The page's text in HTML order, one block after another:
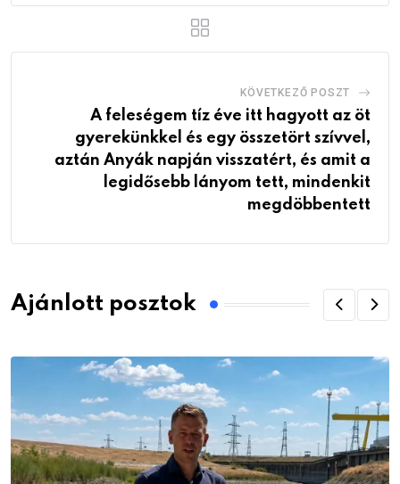
KÖVETKEZŐ POSZT
A feleségem tíz éve itt hagyott az öt
gyerekünkkel és egy összetört szívvel,
aztán Anyák napján visszatért, és amit a
legidősebb lányom tett, mindenkit
megdöbbentett
Ajánlott posztok